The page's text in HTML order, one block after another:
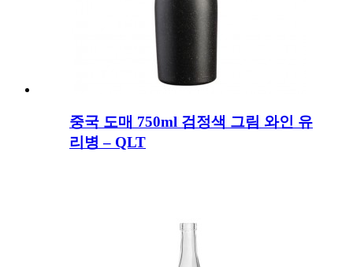
중국 도매 750ml 검정색 그림 와인 유
리병 – QLT